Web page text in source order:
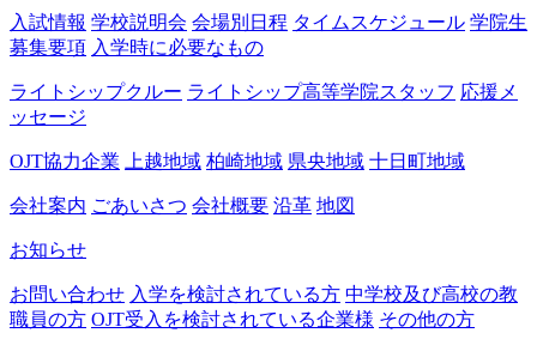
入試情報 学校説明会 会場別日程 タイムスケジュール 学院生
募集要項 入学時に必要なもの
ライトシップクルー ライトシップ高等学院スタッフ 応援メ
ッセージ
OJT協力企業 上越地域 柏崎地域 県央地域 十日町地域
会社案内 ごあいさつ 会社概要 沿革 地図
お知らせ
お問い合わせ 入学を検討されている方 中学校及び高校の教
職員の方 OJT受入を検討されている企業様 その他の方